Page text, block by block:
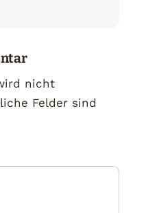
nicht
Felder sind